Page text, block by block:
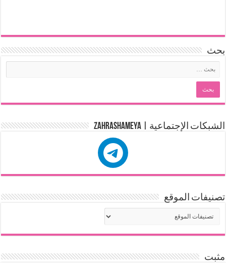
بحث
الشبكات الإجتماعية | zahrashameya
تصنيفات الموقع
مثبت